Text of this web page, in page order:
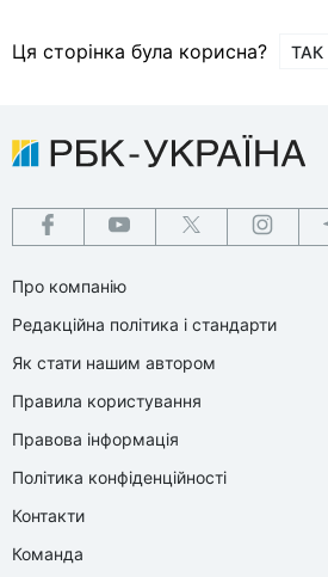
Ця сторінка була корисна? ТАК
Про компанію
Редакційна політика і стандарти
Як стати нашим автором
Правила користування
Правова інформація
Політика конфіденційності
Контакти
Команда